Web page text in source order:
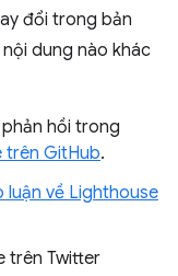
đổi trong bản
dung nào khác
hồi trong
trên GitHub.
luận về Lighthouse
trên Twitter